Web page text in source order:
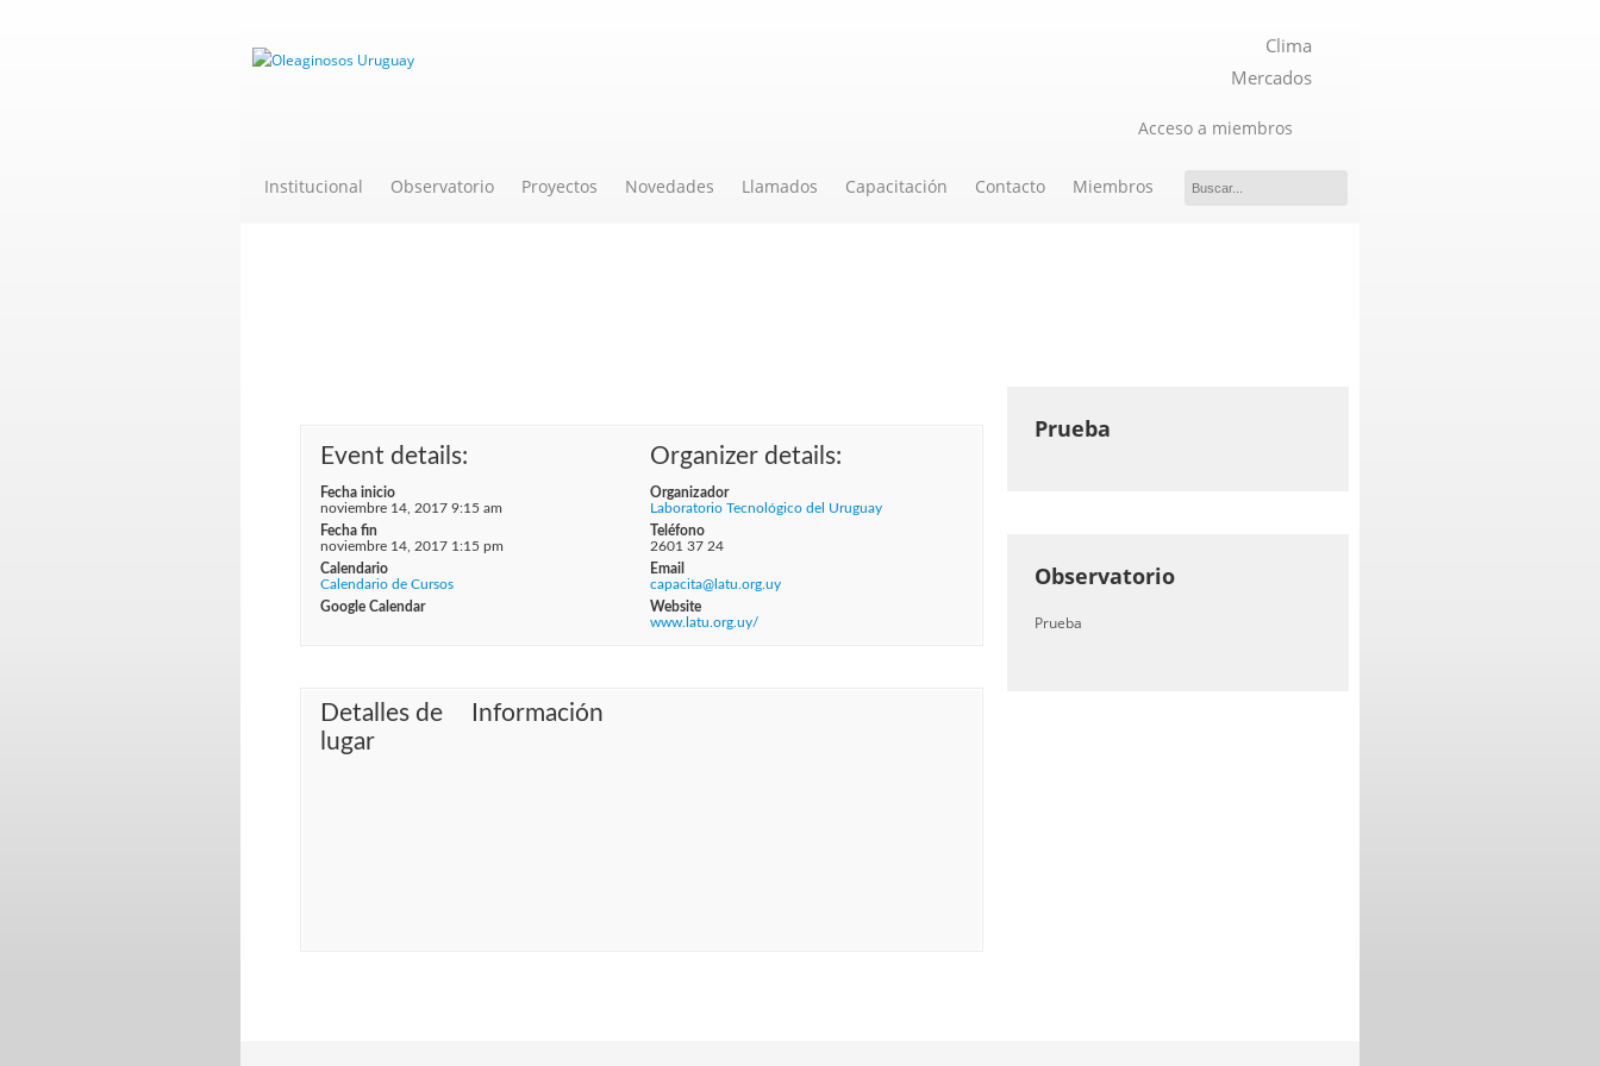
Clima
Mercados
Acceso a miembros
Institucional Observatorio Proyectos Novedades Llamados Capacitación Contacto Miembros
Event details:
Fecha inicio
noviembre 14, 2017 9:15 am
Fecha fin
noviembre 14, 2017 1:15 pm
Calendario
Calendario de Cursos
Google Calendar
Organizer details:
Organizador
Laboratorio Tecnológico del Uruguay
Teléfono
2601 37 24
Email
capacita@latu.org.uy
Website
www.latu.org.uy/
Detalles de
lugar
Información
Prueba
Observatorio
Prueba